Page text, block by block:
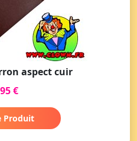
aspect cuir
€
Produit